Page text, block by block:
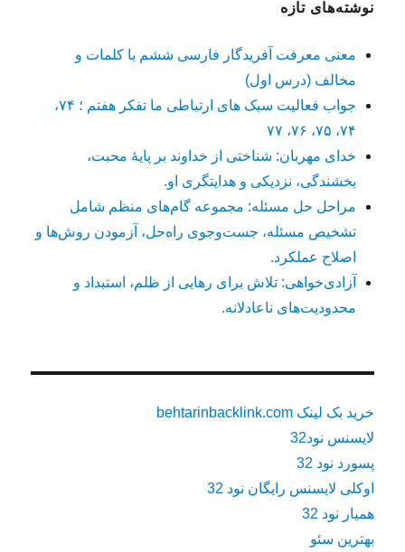
نوشته‌های تازه
معنی معرفت آفریدگار فارسی ششم با کلمات و
مخالف (درس اول)
جواب فعالیت سبک های ارتباطی ما تفکر هفتم ؛ ۷۴،
۷۴، ۷۵، ۷۶، ۷۷
خدای مهربان: شناختی از خداوند بر پایهٔ محبت،
بخشندگی، نزدیکی و هدایتگری او.
مراحل حل مسئله: مجموعه گام‌های منظم شامل
تشخیص مسئله، جست‌وجوی راه‌حل، آزمودن روش‌ها و
اصلاح عملکرد.
آزادی‌خواهی: تلاش برای رهایی از ظلم، استبداد و
محدودیت‌های ناعادلانه.
خرید بک لینک behtarinbacklink.com
لایسنس نود32
پسورد نود 32
اوکلی لایسنس رایگان نود 32
همیار نود 32
بهترین سئو